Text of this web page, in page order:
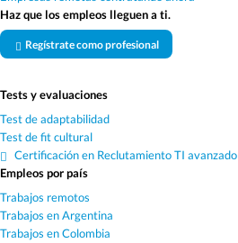
Haz que los empleos lleguen a ti.
Regístrate como profesional
Tests y evaluaciones
Test de adaptabilidad
Test de fit cultural
Certificación en Reclutamiento TI avanzado
Empleos por país
Trabajos remotos
Trabajos en Argentina
Trabajos en Colombia